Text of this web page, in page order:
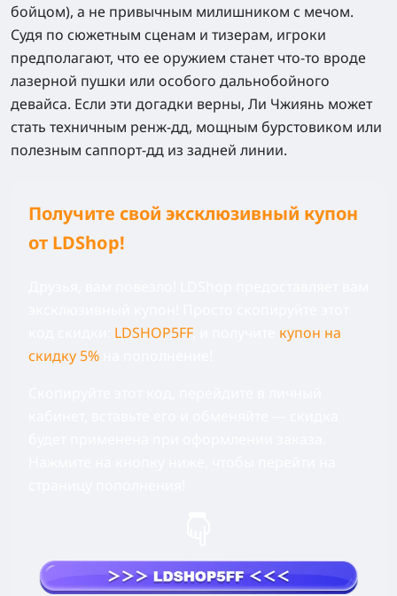
бойцом), а не привычным милишником с мечом.
Судя по сюжетным сценам и тизерам, игроки
предполагают, что ее оружием станет что-то вроде
лазерной пушки или особого дальнобойного
девайса. Если эти догадки верны, Ли Чжиянь может
стать техничным ренж-дд, мощным бурстовиком или
полезным саппорт-дд из задней линии.
Получите свой эксклюзивный купон
от LDShop!
LDSHOP5FF, и получите купон на
скидку 5%